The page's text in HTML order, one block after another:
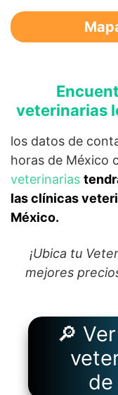
veterinarias
los datos de
horas de México
veterinarias
las clínicas
México.
¡Ubica tu
mejores
🔎
de